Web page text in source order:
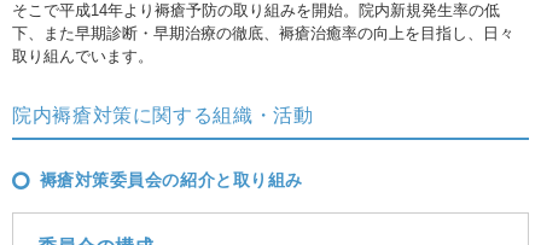
そこで平成14年より褥瘡予防の取り組みを開始。院内新規発生率の低
下、また早期診断・早期治療の徹底、褥瘡治癒率の向上を目指し、日々
取り組んでいます。
院内褥瘡対策に関する組織・活動
褥瘡対策委員会の紹介と取り組み